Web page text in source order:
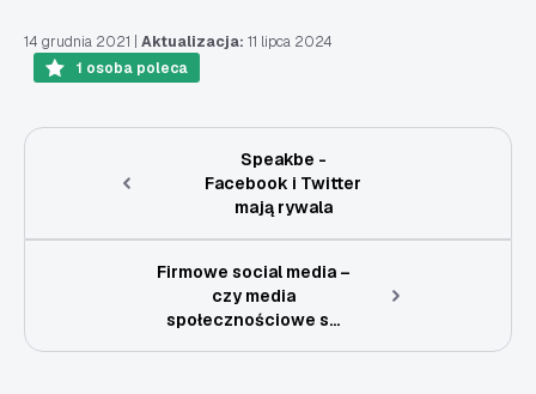
14 grudnia 2021 Aktualizacja: 11 lipca 2024
1 osoba poleca
Speakbe -
Facebook i Twitter
mają rywala
Firmowe social media –
czy media
społecznościowe s...